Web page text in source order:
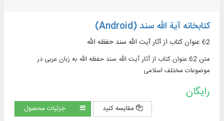
کتابخانه آیة الله سند (Android)
62 عنوان کتاب از آثار آیت الله سند حفظه الله
متن 62 عنوان کتاب از آثار آیت الله سند حفظه الله به زبان عربی در
موضوعات مختلف اسلامی
رایگان
مقایسه کنید جزئیات محصول